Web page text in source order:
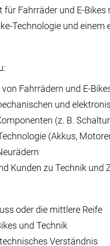
für Fahrräder und E-
Technologie und
Fahrrädern und E-
und
(z. B.
(Akkus,
Kunden zu Technik und
oder die mittlere Reife
und Technik
Verständnis